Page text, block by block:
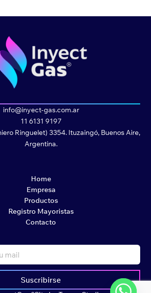
info@inyect-gas.com.ar
11 6131 9197
Ringuelet) 3354. Ituzaingó, Buenos Aire,
Argentina.
Home
Empresa
Productos
Registro Mayoristas
Contacto
Suscribirse